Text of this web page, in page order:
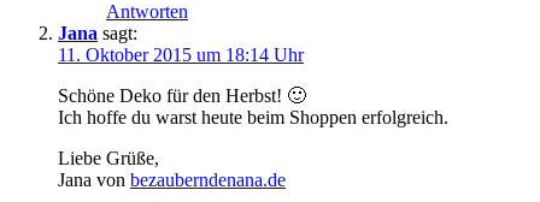
Antworten
Jana sagt:
11. Oktober 2015 um 18:14 Uhr
Schöne Deko für den Herbst! 🙂
Ich hoffe du warst heute beim Shoppen erfolgreich.
Liebe Grüße,
Jana von bezauberndenana.de